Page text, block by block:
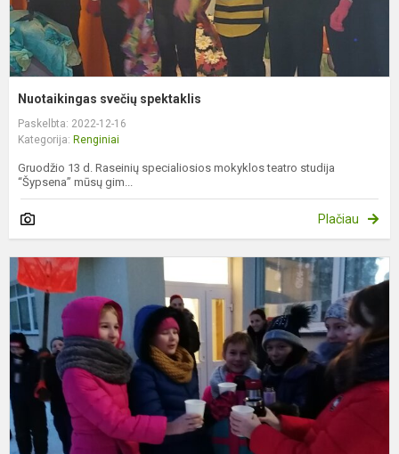
Nuotaikingas svečių spektaklis
Paskelbta: 2022-12-16
Kategorija: Renginiai
Gruodžio 13 d. Raseinių specialiosios mokyklos teatro studija
“Šypsena” mūsų gim...
Plačiau